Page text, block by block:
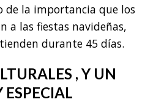
de la importancia que los
a las fiestas navideñas,
durante 45 días.
, Y UN